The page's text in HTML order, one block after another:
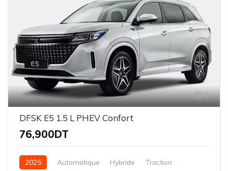
1
DFSK E5 1.5 L PHEV Confort
76,900DT
2025 Automatique Hybride Traction